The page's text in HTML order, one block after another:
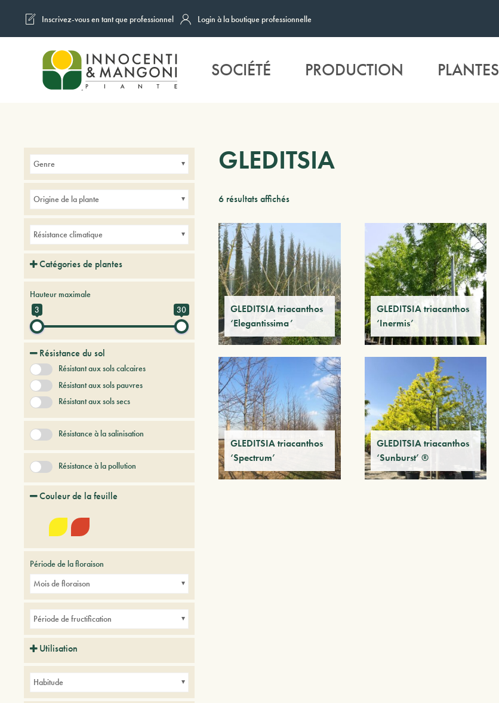
Skip to main content
Inscrivez-vous en tant que professionnel Login à la boutique professionnelle
SOCIÉTÉ PRODUCTION PLANTES
GLEDITSIA
6 résultats affichés
GLEDITSIA triacanthos
‘Elegantissima’
GLEDITSIA triacanthos
‘Inermis’
GLEDITSIA triacanthos
‘Spectrum’
GLEDITSIA triacanthos
‘Sunburst’ ®
Genre
Origine de la plante
Résistance climatique
Catégories de plantes
Arbres et Plantes du futur
Hauteur maximale
3
30
Résistance du sol
Résistant aux sols calcaires
Résistant aux sols pauvres
Résistant aux sols secs
Résistance à la salinisation
Résistance à la pollution
Couleur de la feuille
Période de la floraison
Mois de floraison
Période de fructification
Utilisation
Habitude